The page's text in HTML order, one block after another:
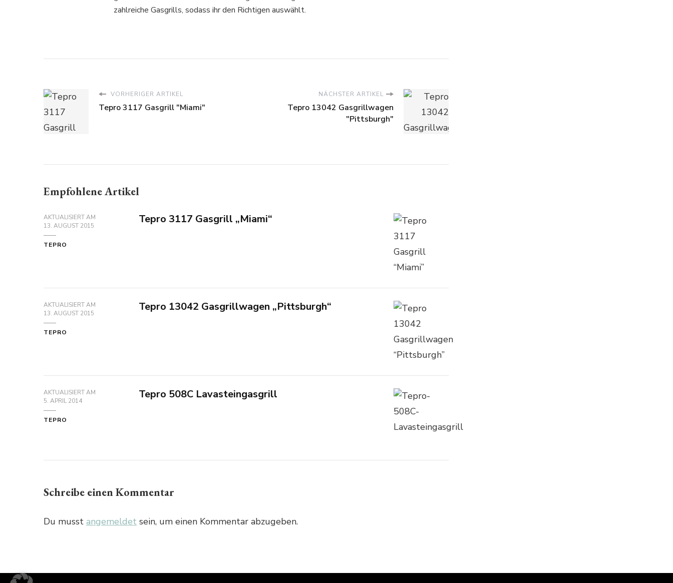
zahlreiche Gasgrills, sodass ihr den Richtigen auswählt.
VORHERIGER ARTIKEL
Tepro 3117 Gasgrill "Miami"
NÄCHSTER ARTIKEL
Tepro 13042 Gasgrillwagen
"Pittsburgh"
Empfohlene Artikel
AKTUALISIERT AM
13. AUGUST 2015
TEPRO
Tepro 3117 Gasgrill „Miami“
AKTUALISIERT AM
13. AUGUST 2015
TEPRO
Tepro 13042 Gasgrillwagen „Pittsburgh“
AKTUALISIERT AM
5. APRIL 2014
TEPRO
Tepro 508C Lavasteingasgrill
Schreibe einen Kommentar
Du musst angemeldet sein, um einen Kommentar abzugeben.